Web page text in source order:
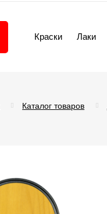
Краски Лаки
Каталог товаров